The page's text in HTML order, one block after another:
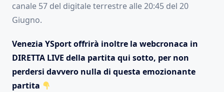
canale 57 del digitale terrestre alle 20:45 del 20
Giugno.
Venezia YSport offrirà inoltre la webcronaca in
DIRETTA LIVE della partita qui sotto, per non
perdersi davvero nulla di questa emozionante
partita